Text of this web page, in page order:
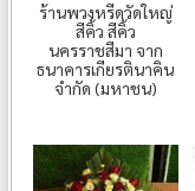
ร้านพวงหรีดวัดใหญ่
สีคิ้ว สีคิ้ว
นครราชสีมา จาก
ธนาคารเกียรตินาคิน
จำกัด (มหาชน)